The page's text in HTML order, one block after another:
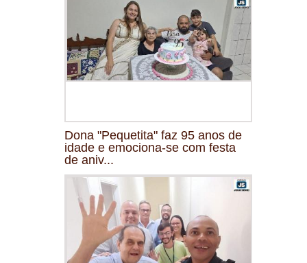
Dona "Pequetita" faz 95 anos de
idade e emociona-se com festa
de aniv...